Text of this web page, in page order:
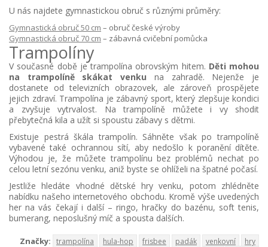
U nás najdete gymnastickou obruč s různými průměry:
Gymnastická obruč 50 cm – obruč české výroby
Gymnastická obruč 70 cm – zábavná cvičební pomůcka
Trampolíny
V současné době je trampolína obrovským hitem. Děti mohou
na trampolíně skákat venku na zahradě. Nejenže je
dostanete od televizních obrazovek, ale zároveň prospějete
jejich zdraví. Trampolína je zábavný sport, který zlepšuje kondici
a zvyšuje vytrvalost. Na trampolíně můžete i vy shodit
přebytečná kila a užít si spoustu zábavy s dětmi.
Existuje pestrá škála trampolín. Sáhněte však po trampolíně
vybavené také ochrannou sítí, aby nedošlo k poranění dítěte.
Výhodou je, že můžete trampolínu bez problémů nechat po
celou letní sezónu venku, aniž byste se ohlíželi na špatné počasí.
Jestliže hledáte vhodné dětské hry venku, potom zhlédněte
nabídku našeho internetového obchodu. Kromě výše uvedených
her na vás čekají i další – ringo, hračky do bazénu, soft tenis,
bumerang, neposlušný míč a spousta dalších.
Značky: trampolína hula-hop frisbee padák venkovní
hry